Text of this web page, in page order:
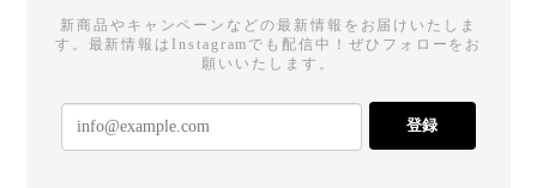
レビューを投稿してくださり、誠にあり
がとうございます。 使うたびに明るい気
しい限りです。 お母様の妹さんにも褒め
ていただいたというエピソードや「大好
新商品やキャンペーンなどの最新情報をお届けいたしま
す。最新情報はInstagramでも配信中！ぜひフォローをお
願いいたします。
登録